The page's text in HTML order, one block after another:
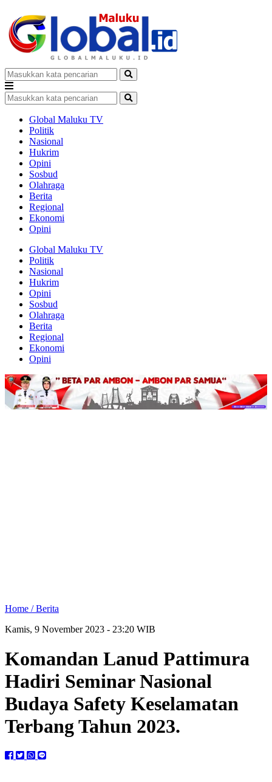
Global Maluku TV
Politik
Nasional
Hukrim
Opini
Sosbud
Olahraga
Berita
Regional
Ekonomi
Opini
Global Maluku TV
Politik
Nasional
Hukrim
Opini
Sosbud
Olahraga
Berita
Regional
Ekonomi
Opini
Home /Berita
Kamis, 9 November 2023 - 23:20 WIB
Komandan Lanud Pattimura
Hadiri Seminar Nasional
Budaya Safety Keselamatan
Terbang Tahun 2023.